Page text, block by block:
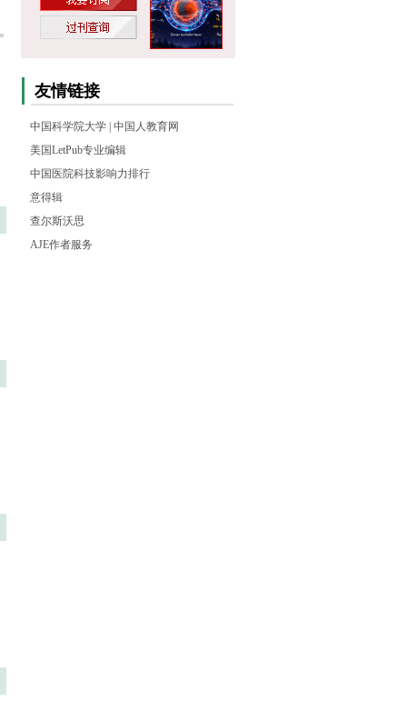
友情链接
中国科学院大学 中国人教育网
美国LetPub专业编辑
中国医院科技影响力排行
意得辑
查尔斯沃思
AJE作者服务